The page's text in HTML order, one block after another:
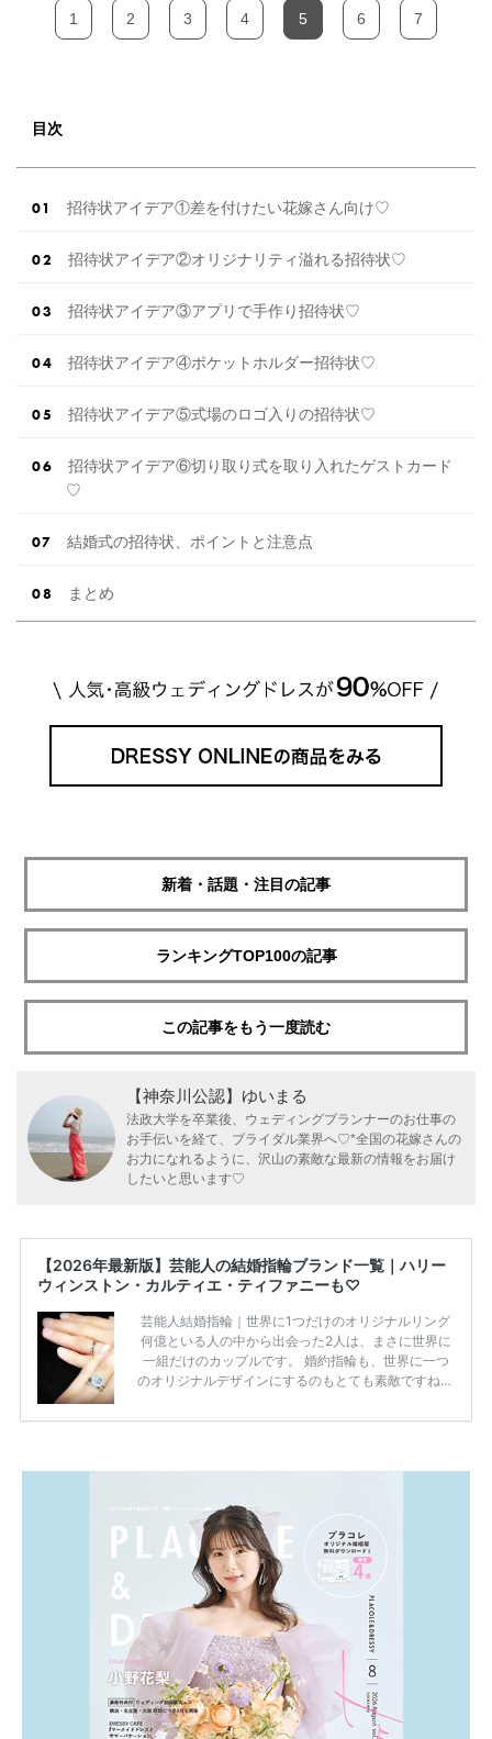
1 2 3 4 5 6 7
目次
招待状アイデア①差を付けたい花嫁さん向け♡
招待状アイデア②オリジナリティ溢れる招待状♡
招待状アイデア③アプリで手作り招待状♡
招待状アイデア④ポケットホルダー招待状♡
招待状アイデア⑤式場のロゴ入りの招待状♡
招待状アイデア⑥切り取り式を取り入れたゲストカード
♡
結婚式の招待状、ポイントと注意点
まとめ
新着・話題・注目の記事
ランキングTOP100の記事
この記事をもう一度読む
【神奈川公認】ゆいまる
法政大学を卒業後、ウェディングプランナーのお仕事の
お手伝いを経て、ブライダル業界へ♡*全国の花嫁さんの
お力になれるように、沢山の素敵な最新の情報をお届け
したいと思います♡
【2026年最新版】芸能人の結婚指輪ブランド一覧｜ハリー
ウィンストン・カルティエ・ティファニーも♡
芸能人結婚指輪｜世界に1つだけのオリジナルリング
何億といる人の中から出会った2人は、まさに世界に
一組だけのカップルです。 婚約指輪も、世界に一つ
のオリジナルデザインにするのもとても素敵ですね♡
のを形にするのも想い出になります。 上戸彩さん・H
注品とのこと。 ダイヤモンドがたくさん散りばめら
続きを読む